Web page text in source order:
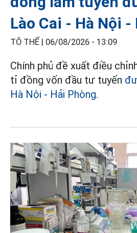
Lào Cai - Hà Nội
TÔ THẾ | 06/08/2026 - 13:09
Chính phủ đề xuất điều
tỉ đồng vốn đầu tư tuyến
Hà Nội - Hải Phòng.